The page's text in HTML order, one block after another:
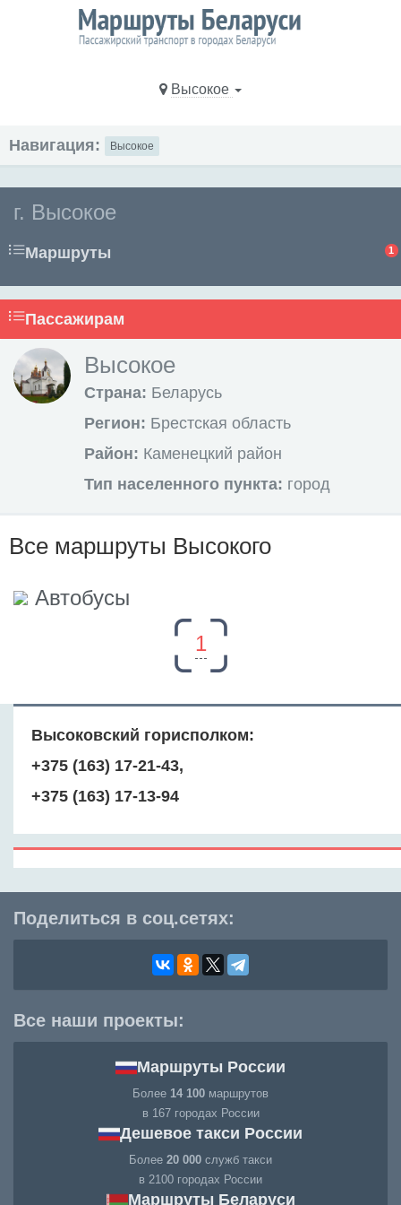
Высокое
Навигация: Высокое
г. Высокое
1
Маршруты
Пассажирам
Высокое
Страна: Беларусь
Регион: Брестская область
Район: Каменецкий район
Тип населенного пункта: город
Все маршруты Высокого
Автобусы
1
Высоковский горисполком:
+375 (163) 17-21-43,
+375 (163) 17-13-94
Поделиться в соц.сетях:
Все наши проекты:
Маршруты России
Более 14 100 маршрутов
в 167 городах России
Дешевое такси России
Более 20 000 служб такси
в 2100 городах России
Маршруты Беларуси